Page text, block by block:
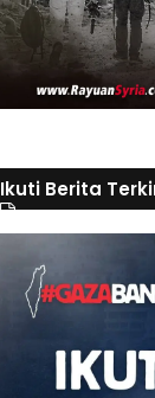
Ikuti Berita